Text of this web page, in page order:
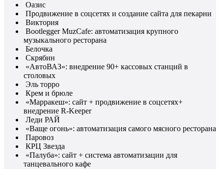
Оазис
Продвижение в соцсетях и создание сайта для пекарни
Виктория
Bootlegger MuzCafe: автоматизация крупного
музыкального ресторана
Белочка
Скрябин
«АвтоВАЗ»: внедрение 90+ кассовых станций в
столовых
Эль торро
Крем и брюле
«Марракеш»: сайт + продвижение в соцсетях+
внедрение R-Keeper
Леди РАЙ
«Ваще огонь»: автоматизация самого мясного ресторана
Паровоз
КРЦ Звезда
«Палуба»: сайт + система автоматизации для
танцевального кафе